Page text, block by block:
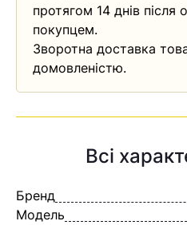
протягом 14 днів після
покупцем.
Зворотна доставка
домовленістю.
Всі
Бренд
Модель